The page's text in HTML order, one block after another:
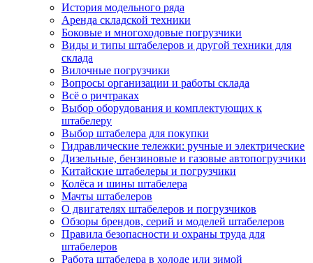
История модельного ряда
Аренда складской техники
Боковые и многоходовые погрузчики
Виды и типы штабелеров и другой техники для
склада
Вилочные погрузчики
Вопросы организации и работы склада
Всё о ричтраках
Выбор оборудования и комплектующих к
штабелеру
Выбор штабелера для покупки
Гидравлические тележки: ручные и электрические
Дизельные, бензиновые и газовые автопогрузчики
Китайские штабелеры и погрузчики
Колёса и шины штабелера
Мачты штабелеров
О двигателях штабелеров и погрузчиков
Обзоры брендов, серий и моделей штабелеров
Правила безопасности и охраны труда для
штабелеров
Работа штабелера в холоде или зимой